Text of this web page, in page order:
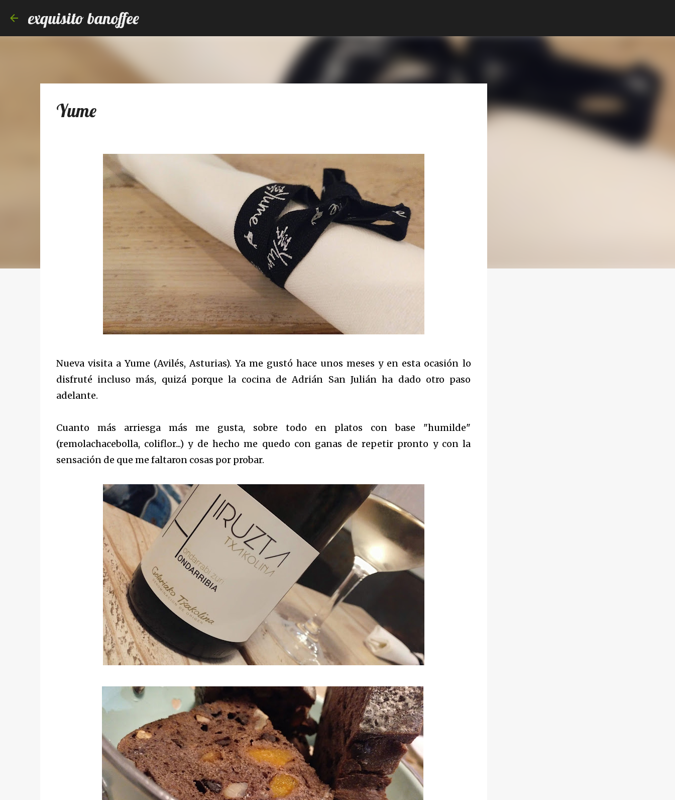
exquisito banoffee
Yume
Nueva visita a Yume (Avilés, Asturias). Ya me gustó hace unos meses y en esta ocasión lo
disfruté incluso más, quizá porque la cocina de Adrián San Julián ha dado otro paso
adelante.
Cuanto más arriesga más me gusta, sobre todo en platos con base "humilde"
(remolachacebolla, coliflor...) y de hecho me quedo con ganas de repetir pronto y con la
sensación de que me faltaron cosas por probar.